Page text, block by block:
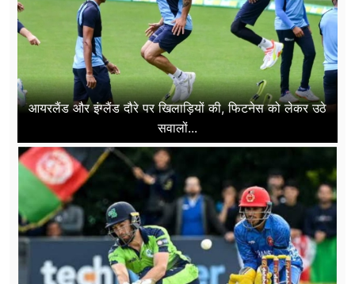
आयरलैंड और इंग्लैंड दौरे पर खिलाड़ियों की, फिटनेस को लेकर उठे
सवालों...